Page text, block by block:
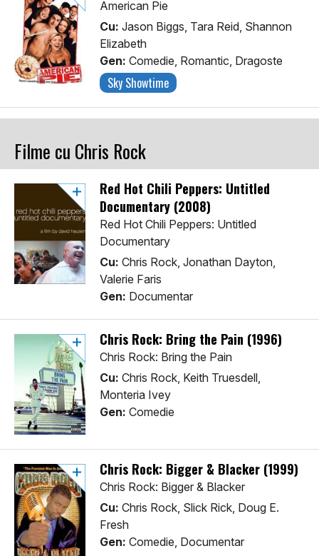
American Pie
Cu: Jason Biggs, Tara Reid, Shannon
Elizabeth
Gen: Comedie, Romantic, Dragoste
Sky Showtime
Filme cu Chris Rock
Red Hot Chili Peppers: Untitled
Documentary (2008)
Red Hot Chili Peppers: Untitled
Documentary
Cu: Chris Rock, Jonathan Dayton,
Valerie Faris
Gen: Documentar
Chris Rock: Bring the Pain (1996)
Chris Rock: Bring the Pain
Cu: Chris Rock, Keith Truesdell,
Monteria Ivey
Gen: Comedie
Chris Rock: Bigger & Blacker (1999)
Chris Rock: Bigger & Blacker
Cu: Chris Rock, Slick Rick, Doug E.
Fresh
Gen: Comedie, Documentar